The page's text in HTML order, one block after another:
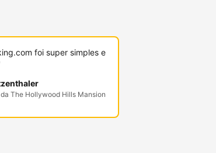
foi super simples e
The Hollywood Hills Mansion